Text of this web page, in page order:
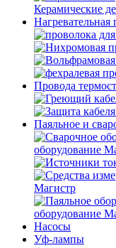
Керамические
Нагревательная
Провода
Паяльное и
оборудование
Магистр
оборудование
Насосы
Уф-лампы